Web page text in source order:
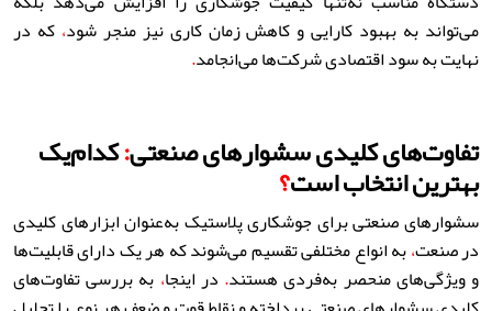
می‌تواند به بهبود کارایی و کاهش زمان کاری نیز منجر شود، که در
نهایت به سود اقتصادی شرکت‌ها می‌انجامد.
تفاوت‌های کلیدی سشوارهای صنعتی:کدام‌یک
بهترین انتخاب است؟
سشوارهای صنعتی برای جوشکاری پلاستیک به‌عنوان ابزارهای کلیدی
در صنعت،به انواع مختلفی تقسیم می‌شوند که هر یک دارای قابلیت‌ها
و ویژگی‌های منحصر به‌فردی هستند. در اینجا، به بررسی تفاوت‌های